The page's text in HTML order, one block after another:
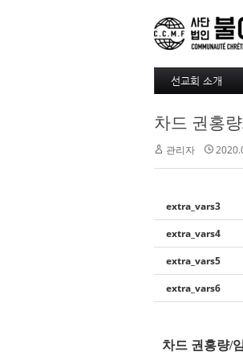
선교회 소개
4대정신
섬기는 사람들
선교사
선교회 후원 계좌
차드 권홍
관리자
extra_vars3
extra_vars4
extra_vars5
extra_vars6
차드 권홍량/